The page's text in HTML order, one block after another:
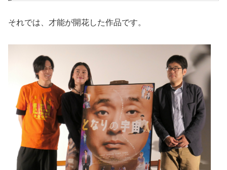
それでは、才能が開花した作品です。